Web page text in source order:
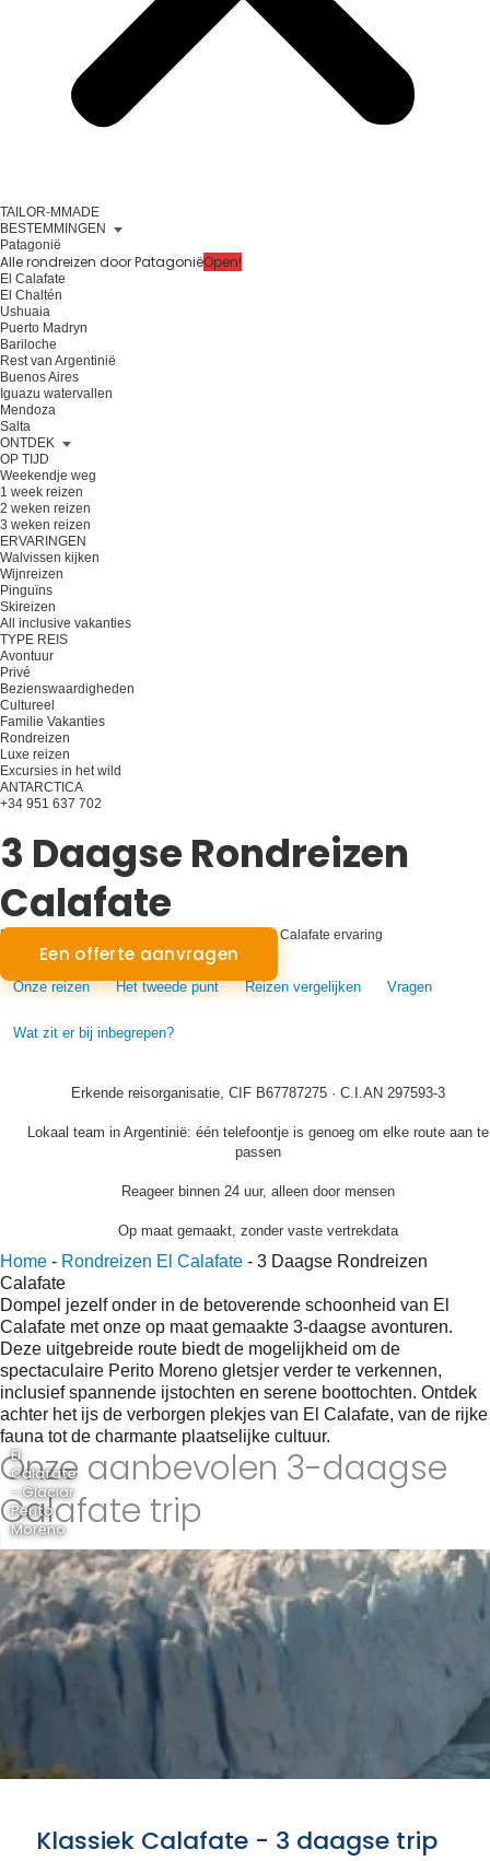
TAILOR-MMADE
BESTEMMINGEN
Patagonië
Alle rondreizen door PatagoniëOpen!
El Calafate
El Chaltén
Ushuaia
Puerto Madryn
Bariloche
Rest van Argentinië
Buenos Aires
Iguazu watervallen
Mendoza
Salta
ONTDEK
OP TIJD
Weekendje weg
1 week reizen
2 weken reizen
3 weken reizen
ERVARINGEN
Walvissen kijken
Wijnreizen
Pinguïns
Skireizen
All inclusive vakanties
TYPE REIS
Avontuur
Privé
Bezienswaardigheden
Cultureel
Familie Vakanties
Rondreizen
Luxe reizen
Excursies in het wild
ANTARCTICA
+34 951 637 702
3 Daagse Rondreizen
Calafate
Drie dagen Patagonische magie: de ultieme El Calafate ervaring
Een offerte aanvragen
Onze reizen Het tweede punt Reizen vergelijken Vragen
Wat zit er bij inbegrepen?
Erkende reisorganisatie, CIF B67787275 · C.I.AN 297593-3
Lokaal team in Argentinië: één telefoontje is genoeg om elke route aan te
passen
Reageer binnen 24 uur, alleen door mensen
Op maat gemaakt, zonder vaste vertrekdata
Home - Rondreizen El Calafate - 3 Daagse Rondreizen
Calafate
Dompel jezelf onder in de betoverende schoonheid van El
Calafate met onze op maat gemaakte 3-daagse avonturen.
Deze uitgebreide route biedt de mogelijkheid om de
spectaculaire Perito Moreno gletsjer verder te verkennen,
inclusief spannende ijstochten en serene boottochten. Ontdek
achter het ijs de verborgen plekjes van El Calafate, van de rijke
fauna tot de charmante plaatselijke cultuur.
Onze aanbevolen 3-daagse
Calafate trip
El
Calafate
- Glaciar
Perito
Moreno
Klassiek Calafate - 3 daagse trip